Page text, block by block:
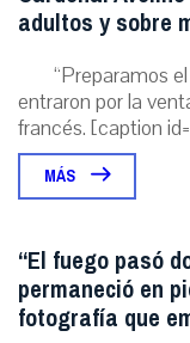
adultos y sobre
“Preparamos
entraron por la
francés. [caption
MÁS
“El fuego pasó
permaneció en
fotografía que